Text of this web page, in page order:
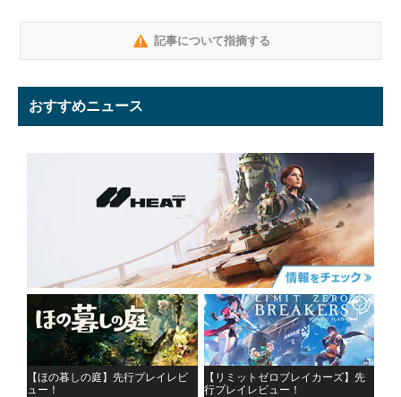
記事について指摘する
おすすめニュース
【ほの暮しの庭】先行プレイレビ
ュー！
【リミットゼロブレイカーズ】先
行プレイレビュー！